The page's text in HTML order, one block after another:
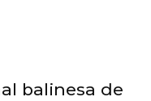
balinesa de